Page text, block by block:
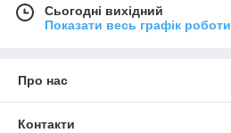
Сьогодні вихідний
Показати весь графік роботи
Про нас
Контакти